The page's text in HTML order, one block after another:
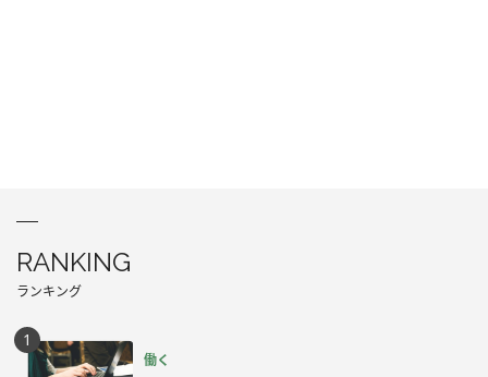
RANKING
ランキング
働く